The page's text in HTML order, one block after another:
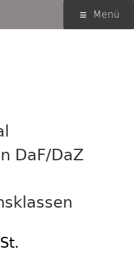
Menü
DaF/DaZ